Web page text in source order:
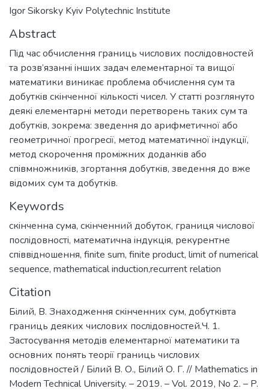
Igor Sikorsky Kyiv Polytechnic Institute
Abstract
Пiд час обчислення границь числових послiдовностей
та розв’язаннi iнших задач елементарної та вищої
математики виникає проблема обчислення сум та
добуткiв скiнченної кiлькостi чисел. У статтi розглянуто
деякi елементарнi методи перетворень таких сум та
добуткiв, зокрема: зведення до арифметичної або
геометричної прогресiї, метод математичної iндукцiї,
метод скорочення промiжних доданкiв або
спiвмножникiв, згортання добуткiв, зведення до вже
вiдомих сум та добуткiв.
Keywords
скiнченна сума, скiнченний добуток, границя числової
послiдовностi, математична iндукцiя, рекурентне
спiввiдношення, finite sum, finite product, limit of numerical
sequence, mathematical induction,recurrent relation
Citation
Бiлий, В. Знаходження скiнченних сум, добуткiвта
границь деяких числових послiдовностей.Ч. 1.
Застосування методiв елементарної математики та
основних понять теорiї границь числових
послiдовностей / Бiлий В. О., Бiлий О. Г. // Mathematics in
Modern Technical University. – 2019. – Vol. 2019, No 2. – P.